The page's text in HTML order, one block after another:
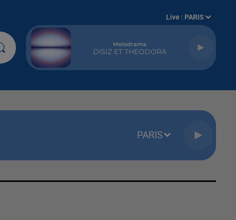
Live : PARIS
Melodrama
DISIZ ET THEODORA
PARIS